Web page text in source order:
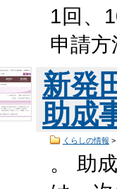
1回、
申請
新発
助成
くらしの情報 >
。 助